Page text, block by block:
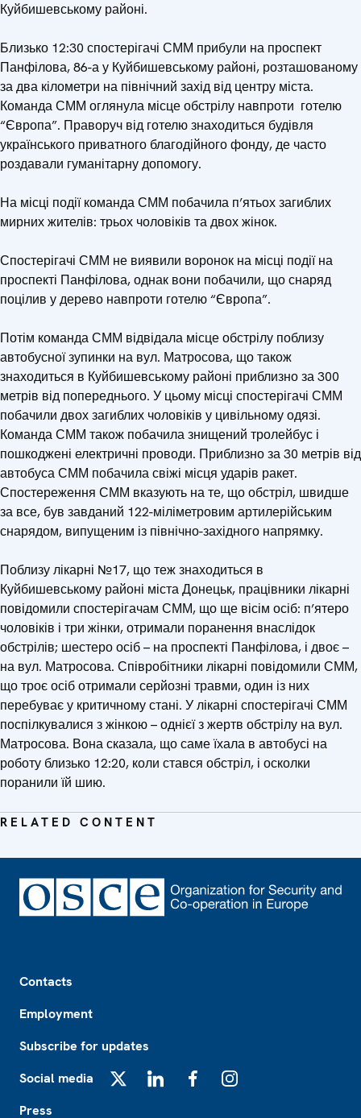
Куйбишевському районі.
Близько 12:30 спостерігачі СММ прибули на проспект
Панфілова, 86-а у Куйбишевському районі, розташованому
за два кілометри на північний захід від центру міста.
Команда СММ оглянула місце обстрілу навпроти готелю
“Європа”. Праворуч від готелю знаходиться будівля
українського приватного благодійного фонду, де часто
роздавали гуманітарну допомогу.
На місці події команда СММ побачила п’ятьох загиблих
мирних жителів: трьох чоловіків та двох жінок.
Спостерігачі СММ не виявили воронок на місці події на
проспекті Панфілова, однак вони побачили, що снаряд
поцілив у дерево навпроти готелю “Європа”.
Потім команда СММ відвідала місце обстрілу поблизу
автобусної зупинки на вул. Матросова, що також
знаходиться в Куйбишевському районі приблизно за 300
метрів від попереднього. У цьому місці спостерігачі СММ
побачили двох загиблих чоловіків у цивільному одязі.
Команда СММ також побачила знищений тролейбус і
пошкоджені електричні проводи. Приблизно за 30 метрів від
автобуса СММ побачила свіжі місця ударів ракет.
Спостереження СММ вказують на те, що обстріл, швидше
за все, був завданий 122-міліметровим артилерійським
снарядом, випущеним із північно-західного напрямку.
Поблизу лікарні №17, що теж знаходиться в
Куйбишевському районі міста Донецьк, працівники лікарні
повідомили спостерігачам СММ, що ще вісім осіб: п’ятеро
чоловіків і три жінки, отримали поранення внаслідок
обстрілів; шестеро осіб – на проспекті Панфілова, і двоє –
на вул. Матросова. Співробітники лікарні повідомили СММ,
що троє осіб отримали серйозні травми, один із них
перебуває у критичному стані. У лікарні спостерігачі СММ
поспілкувалися з жінкою – однієї з жертв обстрілу на вул.
Матросова. Вона сказала, що саме їхала в автобусі на
роботу близько 12:20, коли стався обстріл, і осколки
поранили їй шию.
RELATED CONTENT
Contacts
Employment
Subscribe for updates
Social media
Press